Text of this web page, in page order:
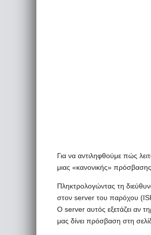
Για να αντιληφθούμε πώς
μιας «κανονικής»
Πληκτρολογώντας τη
στον server του παρόχου
Ο server αυτός εξετάζει αν
μας δίνει πρόσβαση στη